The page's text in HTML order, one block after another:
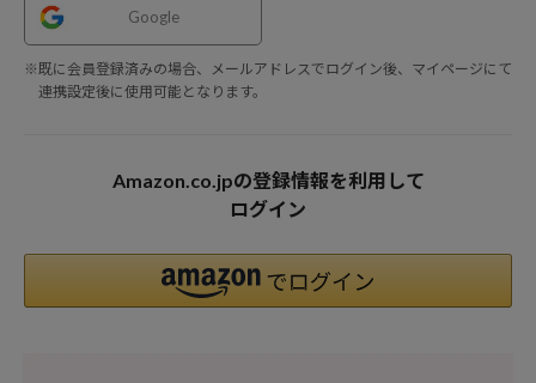
Google
※既に会員登録済みの場合、メールアドレスでログイン後、マイページにて
連携設定後に使用可能となります。
Amazon.co.jpの登録情報を利用して
ログイン